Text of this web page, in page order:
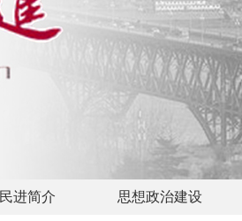
民进简介 思想政治建设